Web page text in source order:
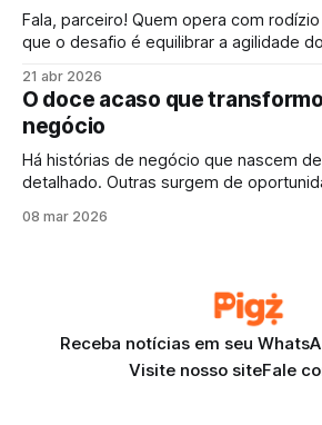
Fala, parceiro! Quem opera com rodízio ou festival sabe
que o desafio é equilibrar a agilidade
tecnologia de autoatendimento pode
o seu faturamento decolar? Observando os indicadores do
mercado de alimentação,
21 abr 2026
O doce acaso que
negócio
Há histórias de negócio que nascem
detalhado. Outras surgem de
quase por acaso com uma ideia
08 mar 2026
Receba notícias em seu
Visite nosso siteFale